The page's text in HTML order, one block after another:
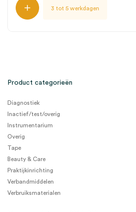
3 tot 5 werkdagen
Product categorieën
Diagnostiek
Inactief/test/overig
Instrumentarium
Overig
Tape
Beauty & Care
Praktijkinrichting
Verbandmiddelen
Verbruiksmaterialen